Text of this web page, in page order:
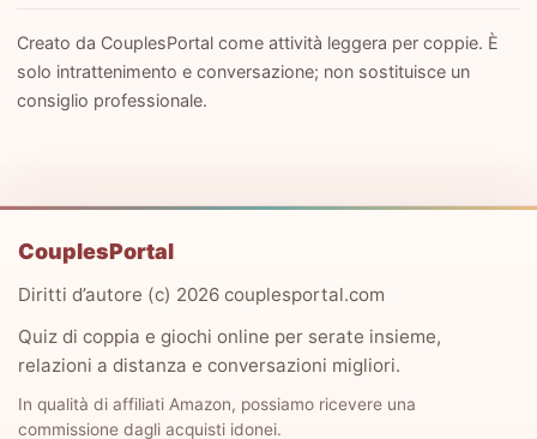
Creato da CouplesPortal come attività leggera per coppie. È
solo intrattenimento e conversazione; non sostituisce un
consiglio professionale.
CouplesPortal
Diritti d’autore (c) 2026 couplesportal.com
Quiz di coppia e giochi online per serate insieme,
relazioni a distanza e conversazioni migliori.
In qualità di affiliati Amazon, possiamo ricevere una
commissione dagli acquisti idonei.